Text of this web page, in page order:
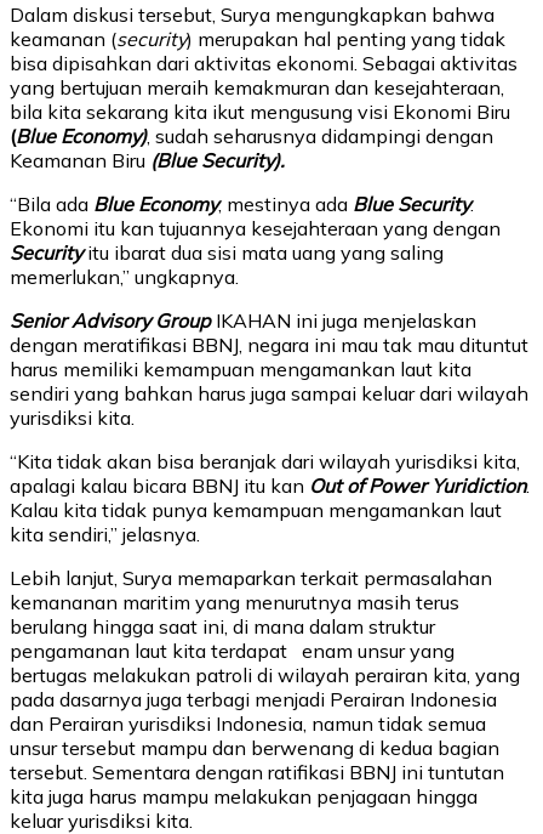
Dalam diskusi tersebut, Surya mengungkapkan bahwa
keamanan (security) merupakan hal penting yang tidak
bisa dipisahkan dari aktivitas ekonomi. Sebagai aktivitas
yang bertujuan meraih kemakmuran dan kesejahteraan,
bila kita sekarang kita ikut mengusung visi Ekonomi Biru
(Blue Economy), sudah seharusnya didampingi dengan
Keamanan Biru (Blue Security).
“Bila ada Blue Economy, mestinya ada Blue Security.
Ekonomi itu kan tujuannya kesejahteraan yang dengan
Securityitu ibarat dua sisi mata uang yang saling
memerlukan,” ungkapnya.
Senior Advisory GroupIKAHAN ini juga menjelaskan
dengan meratifikasi BBNJ, negara ini mau tak mau dituntut
harus memiliki kemampuan mengamankan laut kita
sendiri yang bahkan harus juga sampai keluar dari wilayah
yurisdiksi kita.
“Kita tidak akan bisa beranjak dari wilayah yurisdiksi kita,
apalagi kalau bicara BBNJ itu kan Out of Power Yuridiction.
Kalau kita tidak punya kemampuan mengamankan laut
kita sendiri,” jelasnya.
Lebih lanjut, Surya memaparkan terkait permasalahan
kemananan maritim yang menurutnya masih terus
berulang hingga saat ini, di mana dalam struktur
pengamanan laut kita terdapat enam unsur yang
bertugas melakukan patroli di wilayah perairan kita, yang
pada dasarnya juga terbagi menjadi Perairan Indonesia
dan Perairan yurisdiksi Indonesia, namun tidak semua
unsur tersebut mampu dan berwenang di kedua bagian
tersebut. Sementara dengan ratifikasi BBNJ ini tuntutan
kita juga harus mampu melakukan penjagaan hingga
keluar yurisdiksi kita.